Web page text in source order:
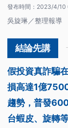
發布時間： 2023/4/10
吳旋琳／整理報導
假投資真詐騙
損高達1億
趨勢，普發
台蝦皮、旋轉